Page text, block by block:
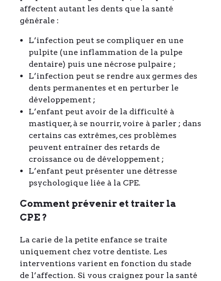
affectent autant les dents que la santé
générale :
L’infection peut se compliquer en une
pulpite (une inflammation de la pulpe
dentaire) puis une nécrose pulpaire ;
L’infection peut se rendre aux germes des
dents permanentes et en perturber le
développement ;
L’enfant peut avoir de la difficulté à
mastiquer, à se nourrir, voire à parler ; dans
certains cas extrêmes, ces problèmes
peuvent entraîner des retards de
croissance ou de développement ;
L’enfant peut présenter une détresse
psychologique liée à la CPE.
Comment prévenir et traiter la
CPE ?
La carie de la petite enfance se traite
uniquement chez votre dentiste. Les
interventions varient en fonction du stade
de l’affection. Si vous craignez pour la santé